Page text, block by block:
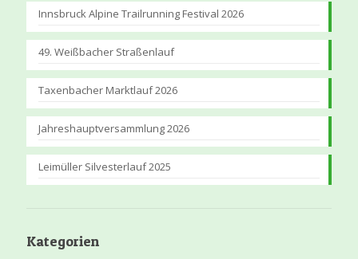
Innsbruck Alpine Trailrunning Festival 2026
49. Weißbacher Straßenlauf
Taxenbacher Marktlauf 2026
Jahreshauptversammlung 2026
Leimüller Silvesterlauf 2025
Kategorien